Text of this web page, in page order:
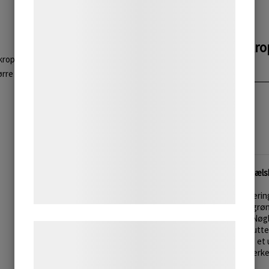
Nøglering
Nøgleringe med grønlandsk
Disse smukke og unikke
sortbejdset træ og naturligt
eksklusivt og tidløst design.
former: en liggende sæl, et
Hver nøglering er prydet med
træsiden, og det stilfulde